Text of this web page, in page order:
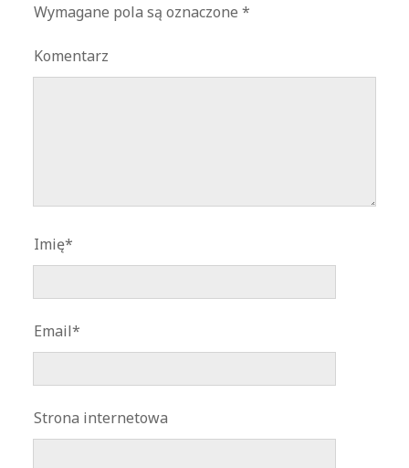
Wymagane pola są oznaczone*
Komentarz
Imię*
Email*
Strona internetowa